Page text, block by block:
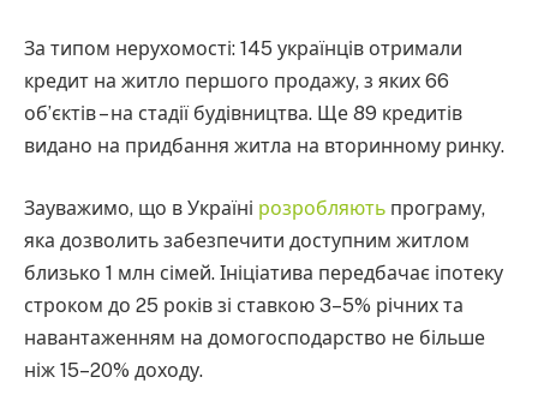
За типом нерухомості: 145 українців отримали
кредит на житло першого продажу, з яких 66
об’єктів – на стадії будівництва. Ще 89 кредитів
видано на придбання житла на вторинному ринку.
Зауважимо, що в Україні розробляють програму,
яка дозволить забезпечити доступним житлом
близько 1 млн сімей. Ініціатива передбачає іпотеку
строком до 25 років зі ставкою 3–5% річних та
навантаженням на домогосподарство не більше
ніж 15–20% доходу.